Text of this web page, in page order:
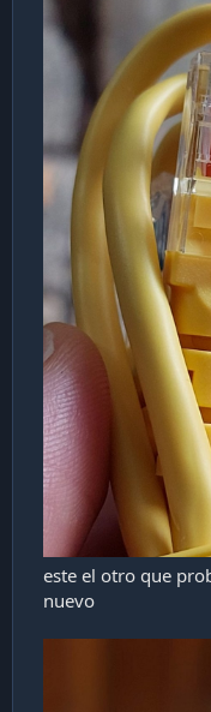
este el otro que
nuevo